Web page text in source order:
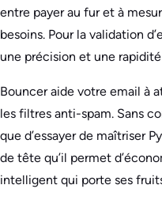
entre payer au fur et à
besoins. Pour la validation
une précision et une
Bouncer aide votre email à
les filtres anti-spam. Sans
que d’essayer de maîtriser
de tête qu’il permet
intelligent qui porte ses